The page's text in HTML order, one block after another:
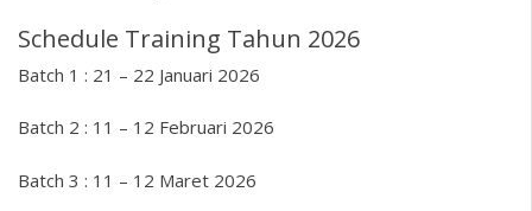
Schedule Training Tahun 2026
Batch 1 : 21 – 22 Januari 2026
Batch 2 : 11 – 12 Februari 2026
Batch 3 : 11 – 12 Maret 2026